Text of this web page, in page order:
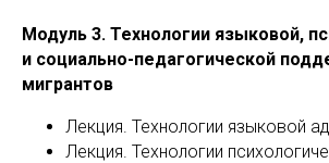
Модуль 3. Технологии языковой,
и социально-педагогической
мигрантов
Лекция. Технологии языковой
Лекция. Технологии